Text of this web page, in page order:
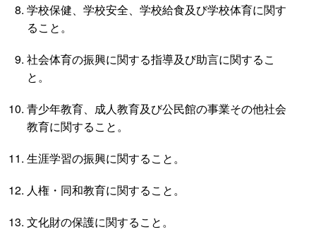
学校保健、学校安全、学校給食及び学校体育に関す
ること。
社会体育の振興に関する指導及び助言に関するこ
と。
青少年教育、成人教育及び公民館の事業その他社会
教育に関すること。
生涯学習の振興に関すること。
人権・同和教育に関すること。
文化財の保護に関すること。